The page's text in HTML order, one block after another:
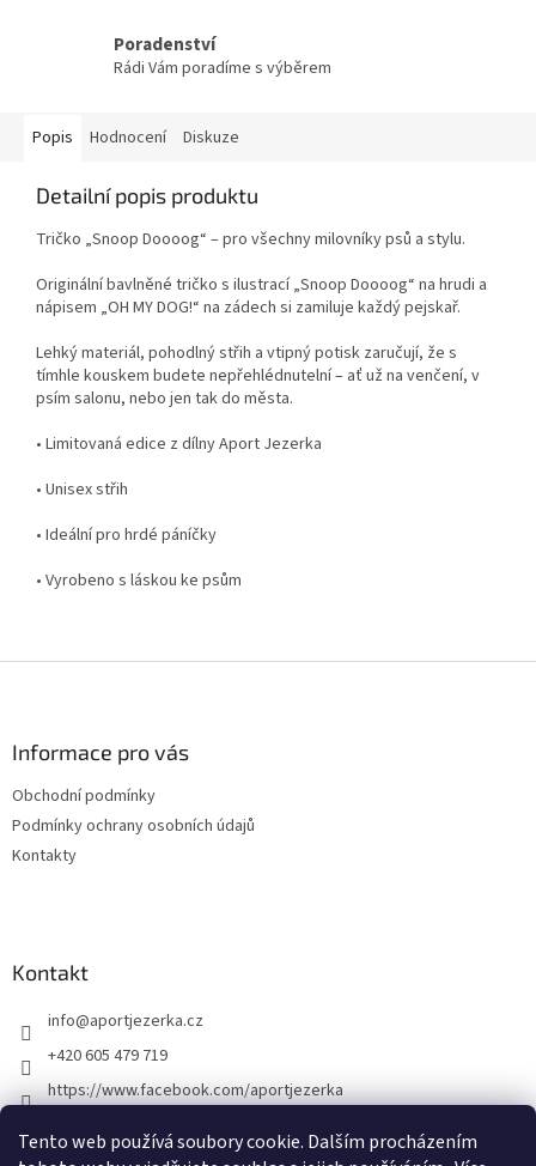
Tento web používá soubory cookie. Dalším procházením
Poradenství
Rádi Vám poradíme s výběrem
Popis Hodnocení Diskuze
Detailní popis produktu
Tričko „Snoop Doooog“ – pro všechny milovníky psů a stylu.
Originální bavlněné tričko s ilustrací „Snoop Doooog“ na hrudi a
nápisem „OH MY DOG!“ na zádech si zamiluje každý pejskař.
Lehký materiál, pohodlný střih a vtipný potisk zaručují, že s
tímhle kouskem budete nepřehlédnutelní – ať už na venčení, v
psím salonu, nebo jen tak do města.
• Limitovaná edice z dílny Aport Jezerka
• Unisex střih
• Ideální pro hrdé páníčky
• Vyrobeno s láskou ke psům
Informace pro vás
Obchodní podmínky
Podmínky ochrany osobních údajů
Kontakty
Kontakt
info@aportjezerka.cz
+420 605 479 719
https://www.facebook.com/aportjezerka